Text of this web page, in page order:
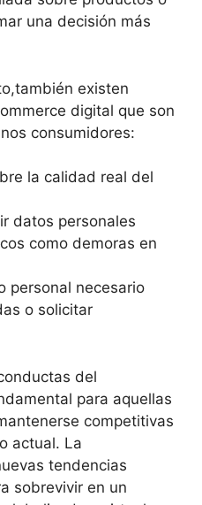
una decisión más
existen
digital que son
consumidores:
la calidad real del
datos personales
como demoras en
personal necesario
o solicitar
del
para aquellas
competitivas
actual. La
tendencias
sobrevivir en un